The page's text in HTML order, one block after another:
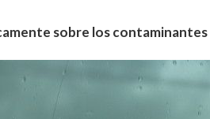
sobre los contaminantes